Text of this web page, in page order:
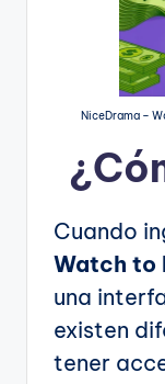
NiceDrama –
Cuando
Watch to
una
existen
tener